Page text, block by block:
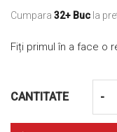
Cumpara 32+ Buc la
Fiți primul în a face o
CANTITATE -